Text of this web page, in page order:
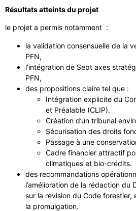
Résultats atteints du projet
le projet a permis notamment :
la validation consensuelle de la
PFN,
l’intégration de Sept axes
PFN,
des propositions claire tel que :
Intégration explicite du
et Préalable (CLIP).
Création d’un tribunal
Sécurisation des droits
Passage à une
Cadre financier attractif
climatiques et bio-crédits.
des recommandations
l’amélioration de la rédaction du
sur la révision du Code forestier,
la promulgation.